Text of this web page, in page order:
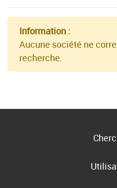
Information :
Aucune société ne
recherche.